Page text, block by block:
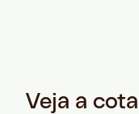
Veja a